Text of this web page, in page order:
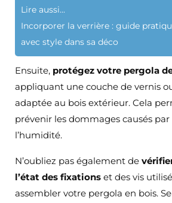
Lire aussi...
Incorporer la verrière : guide
avec style dans sa déco
Ensuite, protégez votre pergola
appliquant une couche de vernis
adaptée au bois extérieur. Cela
prévenir les dommages causés
l’humidité.
N’oubliez pas également de
l’état des fixations et des vis
assembler votre pergola en bois.